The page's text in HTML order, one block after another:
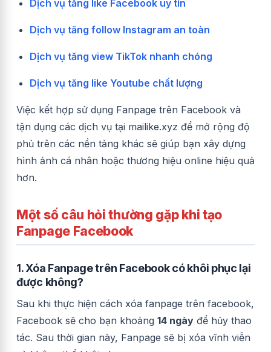
Dịch vụ tăng like Facebook uy tín
Dịch vụ tăng follow Instagram an toàn
Dịch vụ tăng view TikTok nhanh chóng
Dịch vụ tăng like Youtube chất lượng
Việc kết hợp sử dụng Fanpage trên Facebook và
tận dụng các dịch vụ tại mailike.xyz để mở rộng độ
phủ trên các nền tảng khác sẽ giúp bạn xây dựng
hình ảnh cá nhân hoặc thương hiệu online hiệu quả
hơn.
Một số câu hỏi thường gặp khi tạo
Fanpage Facebook
1. Xóa Fanpage trên Facebook có khôi phục lại
được không?
Sau khi thực hiện cách xóa fanpage trên facebook,
Facebook sẽ cho bạn khoảng 14 ngày để hủy thao
tác. Sau thời gian này, Fanpage sẽ bị xóa vĩnh viễn